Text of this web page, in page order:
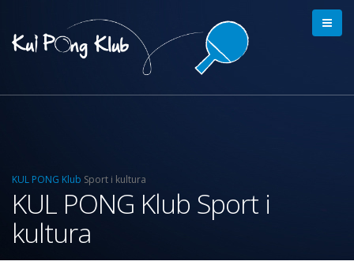
KUL PONG Klub Sport i kultura
KUL PONG Klub Sport i
kultura